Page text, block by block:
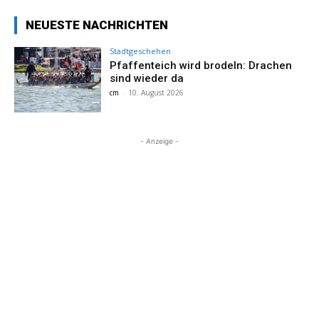
NEUESTE NACHRICHTEN
Stadtgeschehen
Pfaffenteich wird brodeln: Drachen
sind wieder da
cm - 10. August 2026
- Anzeige -